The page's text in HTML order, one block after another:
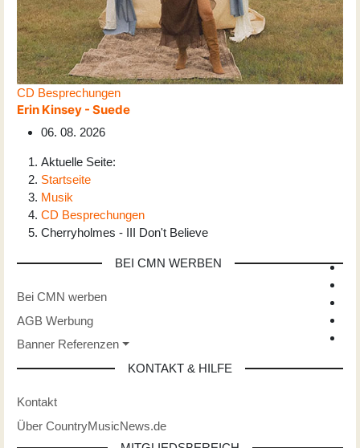
CD Besprechungen
Erin Kinsey - Suede
06. 08. 2026
Aktuelle Seite:
Startseite
Musik
CD Besprechungen
Cherryholmes - III Don't Believe
BEI CMN WERBEN
Bei CMN werben
AGB Werbung
Banner Referenzen
KONTAKT & HILFE
Kontakt
Über CountryMusicNews.de